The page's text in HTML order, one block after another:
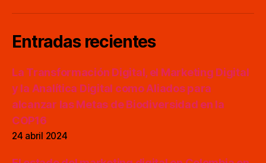
Entradas recientes
La Transformación Digital, el Marketing Digital
y la Analítica Digital como Aliados para
alcanzar las Metas de Biodiversidad en la
COP16
24 abril 2024